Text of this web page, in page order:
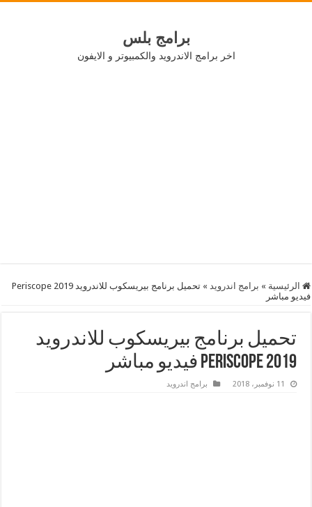
برامج بلس
اخر برامج الاندرويد والكمبيوتر و الايفون
الرئيسية » برامج اندرويد »
تحميل برنامج بيريسكوب للاندرويد 2019 Periscope
فيديو مباشر
تحميل برنامج بيريسكوب للاندرويد
2019 Periscope فيديو مباشر
11 نوفمبر، 2018 برامج اندرويد